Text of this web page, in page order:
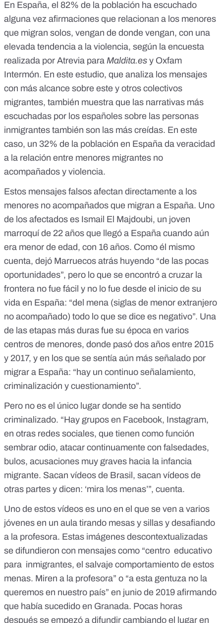
En España, el 82% de la población ha escuchado
alguna vez afirmaciones que relacionan a los menores
que migran solos, vengan de donde vengan, con una
elevada tendencia a la violencia, según la encuesta
realizada por Atrevia para Maldita.es y Oxfam
Intermón. En este estudio, que analiza los mensajes
con más alcance sobre este y otros colectivos
migrantes, también muestra que las narrativas más
escuchadas por los españoles sobre las personas
inmigrantes también son las más creídas. En este
caso, un 32% de la población en España da veracidad
a la relación entre menores migrantes no
acompañados y violencia.
Estos mensajes falsos afectan directamente a los
menores no acompañados que migran a España. Uno
de los afectados es Ismail El Majdoubi, un joven
marroquí de 22 años que llegó a España cuando aún
era menor de edad, con 16 años. Como él mismo
cuenta, dejó Marruecos atrás huyendo “de las pocas
oportunidades”, pero lo que se encontró a cruzar la
frontera no fue fácil y no lo fue desde el inicio de su
vida en España: “del mena (siglas de menor extranjero
no acompañado) todo lo que se dice es negativo”. Una
de las etapas más duras fue su época en varios
centros de menores, donde pasó dos años entre 2015
y 2017, y en los que se sentía aún más señalado por
migrar a España: “hay un continuo señalamiento,
criminalización y cuestionamiento”.
Pero no es el único lugar donde se ha sentido
criminalizado. “Hay grupos en Facebook, Instagram,
en otras redes sociales, que tienen como función
sembrar odio, atacar continuamente con falsedades,
bulos, acusaciones muy graves hacia la infancia
migrante. Sacan vídeos de Brasil, sacan vídeos de
otras partes y dicen: ‘mira los menas’”, cuenta.
Uno de estos vídeos es uno en el que se ven a varios
jóvenes en un aula tirando mesas y sillas y desafiando
a la profesora. Estas imágenes descontextualizadas
se difundieron con mensajes como “centro educativo
para inmigrantes, el salvaje comportamiento de estos
menas. Miren a la profesora” o “a esta gentuza no la
queremos en nuestro país” en junio de 2019 afirmando
que había sucedido en Granada. Pocas horas
después se empezó a difundir cambiando el lugar en